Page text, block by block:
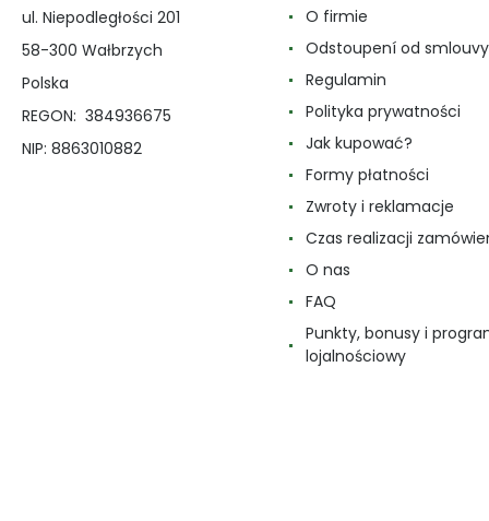
ul. Niepodległości 201
58-300 Wałbrzych
Polska
REGON: 384936675
NIP: 8863010882
O firmie
Odstoupení od smlouvy
Regulamin
Polityka prywatności
Jak kupować?
Formy płatności
Zwroty i reklamacje
Czas realizacji
O nas
FAQ
Punkty, bonusy i
lojalnościowy